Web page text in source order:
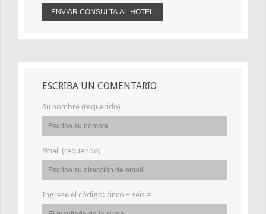
ESCRIBA UN COMENTARIO
Su nombre (requerido)
Email (requerido)
Ingrese el código: cinco + seis =